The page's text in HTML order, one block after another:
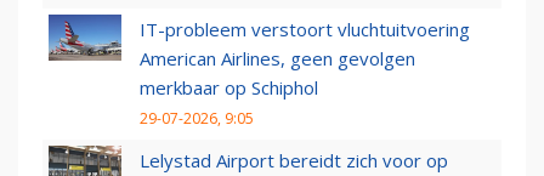
IT-probleem verstoort vluchtuitvoering
American Airlines, geen gevolgen
merkbaar op Schiphol
29-07-2026, 9:05
Lelystad Airport bereidt zich voor op